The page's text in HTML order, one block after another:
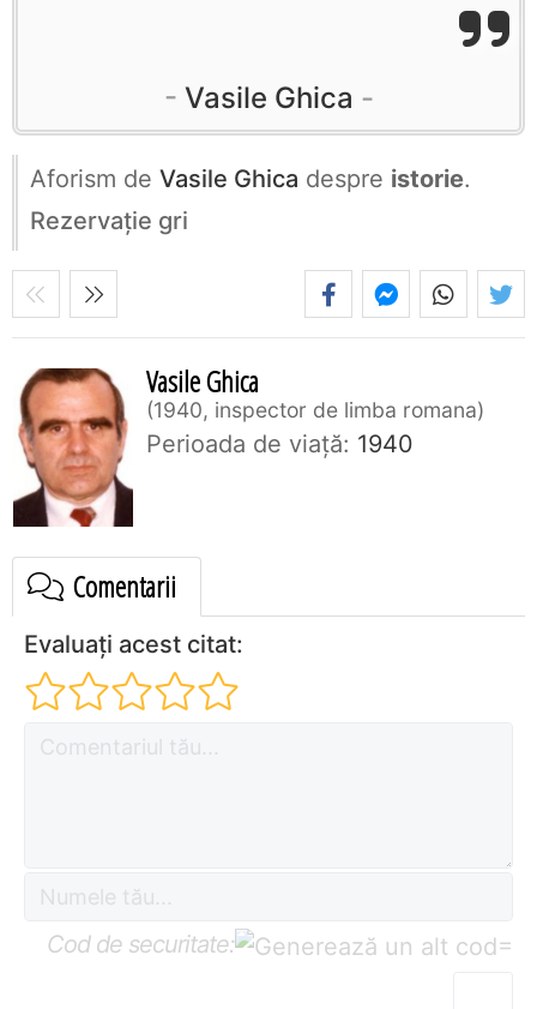
Vasile Ghica
Aforism de Vasile Ghica despre istorie.
Rezervaţie gri
Vasile Ghica
1940, inspector de limba romana
Perioada de viaţă: 1940
Comentarii
Evaluați acest citat:
Cod de securitate: =